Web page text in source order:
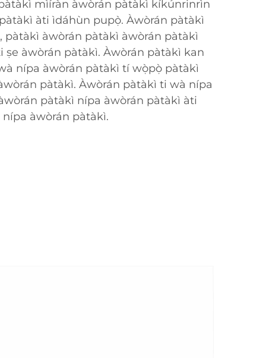
mìíràn àwòrán pàtàkì kíkúnrinrìn
àti ìdáhùn pupọ̀. Àwòrán pàtàkì
pàtàkì àwòrán pàtàkì àwòrán pàtàkì
ṣe àwòrán pàtàkì. Àwòrán pàtàkì kan
nípa àwòrán pàtàkì tí wọ̀pọ̀ pàtàkì
pàtàkì. Àwòrán pàtàkì ti wà nípa
pàtàkì nípa àwòrán pàtàkì àti
àwòrán pàtàkì.